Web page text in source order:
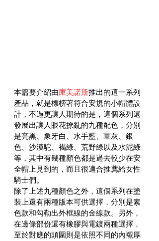
本篇要介紹由庫美諾斯推出的這一系列
產品，就是標榜著符合安規的小帽體設
計，不過更讓人期待的是，這個系列還
發展出讓人眼花撩亂的九種配色，分別
是亮黑、象牙白、水手藍、軍灰、銀
色、沙漠駝、褐綠、荒野綠以及水泥綠
等，其中有幾種顏色都是過去較少在安
全帽上見到的，而且很適合推薦給女性
騎士們。
除了上述九種顏色之外，這個系列在塗
裝上還有兩種版本可供選擇，分別是素
色款和勾勒出外框線的金線款。另外，
在邊條部份還有橡膠與電鍍兩種選擇，
至於對應的頭圍則是依照不同的內襯厚